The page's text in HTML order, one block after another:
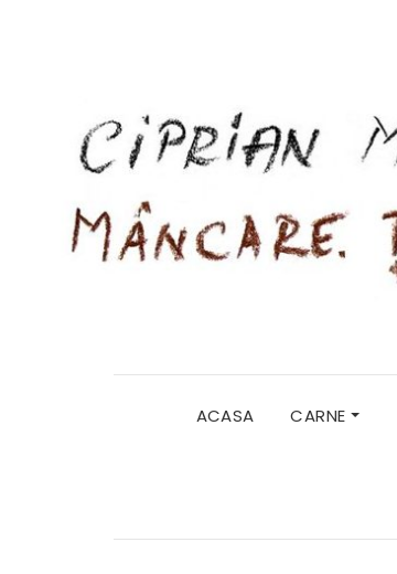
ACASA CARNE